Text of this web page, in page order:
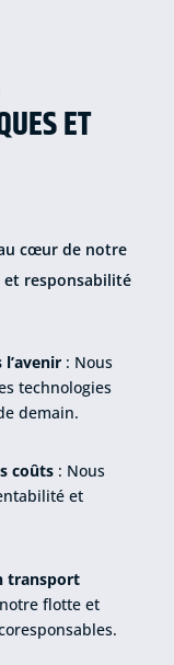
ET
cœur de notre
responsabilité
: Nous
technologies
demain.
coûts: Nous
et
transport
flotte et